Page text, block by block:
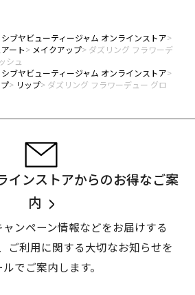
シブヤビューティージャム オンラインストア
ート メイクアップ
ダズリング フラワーデ
シュ
シブヤビューティージャム オンラインストア
リップ
ダズリング フラワーデュー グロ
インストアからのお得なご案
内
ンペーン情報などをお届けする
ご利用に関する大切なお知らせを
ルでご案内します。